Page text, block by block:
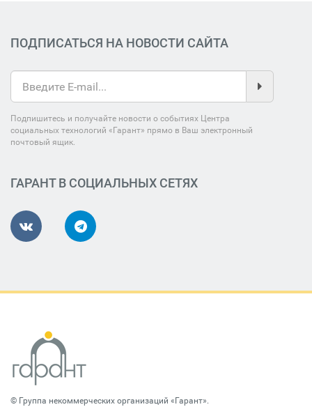
ПОДПИСАТЬСЯ НА НОВОСТИ САЙТА
Подпишитесь и получайте новости о событиях Центра
социальных технологий «Гарант» прямо в Ваш электронный
почтовый ящик.
ГАРАНТ В СОЦИАЛЬНЫХ СЕТЯХ
© Группа некоммерческих организаций «Гарант».